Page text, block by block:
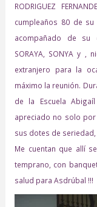
RODRIGUEZ
cumpleaños 80 de su
acompañado de su
SORAYA, SONYA y ,
extranjero para la
máximo la reunión.
de la Escuela
apreciado no solo
sus dotes de
Me cuentan que allí
temprano, con
salud para Asdrúbal !!!